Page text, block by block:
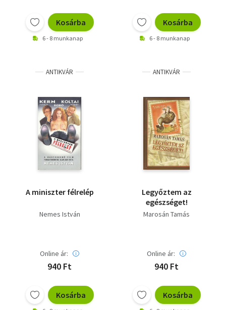
Kosárba
6 - 8 munkanap
Kosárba
6 - 8 munkanap
ANTIKVÁR
A miniszter félrelép
Nemes István
Online ár:
940 Ft
Kosárba
ANTIKVÁR
Legyőztem az
egészséget!
Marosán Tamás
Online ár:
940 Ft
Kosárba